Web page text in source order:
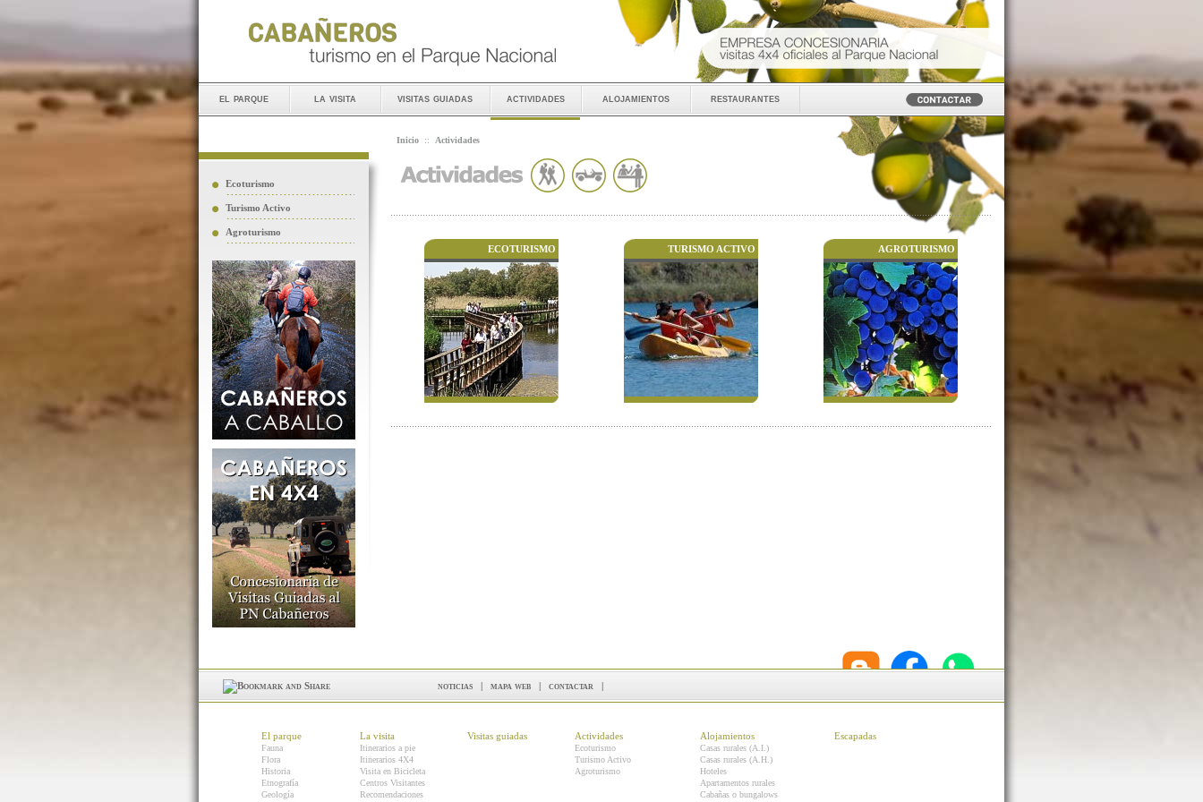
el parque la visita visitas guiadas actividades alojamientos restaurantes
Ecoturismo
Turismo Activo
Agroturismo
Inicio :: Actividades
ECOTURISMO TURISMO ACTIVO AGROTURISMO
noticias | mapa web | contactar |
El parque
Fauna
Flora
Historia
Etnografía
Geología
La visita
Itinerarios a pie
Itinerarios 4X4
Visita en Bicicleta
Centros Visitantes
Recomendaciones
Visitas guiadas Actividades
Ecoturismo
Turismo Activo
Agroturismo
Alojamientos
Casas rurales (A.I.)
Casas rurales (A.H.)
Hoteles
Apartamentos rurales
Cabañas o bungalows
Escapadas